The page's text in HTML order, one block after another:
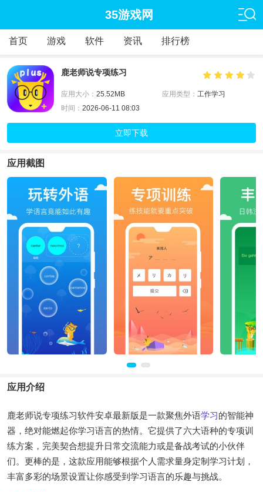
35游戏网
首页 游戏 软件 资讯 排行榜
鹿老师说专项练习
应用大小： 25.52MB 应用类型： 工作学习
时间： 2026-06-11 08:03
立即下载
应用截图
应用介绍
鹿老师说专项练习软件安卓最新版是一款聚焦外语学习的智能神
器，绝对能燃起你学习语言的热情。它提供了六大语种的专项训
练方案，完美契合想提升日常交流能力或是备战考试的小伙伴
们。更棒的是，这款应用能够根据个人需求量身定制学习计划，
丰富多彩的场景设置让你感受到学习语言的乐趣与挑战。